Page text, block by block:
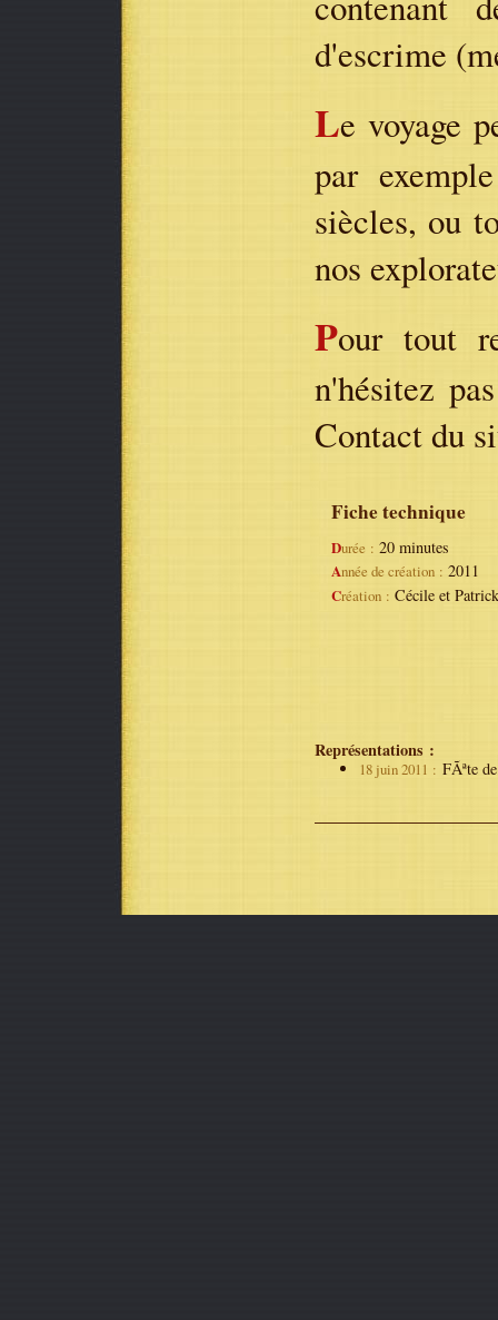
d'escrime
Le voyage
par
siècles, ou
nos
Pour tout
n'hésitez
Contact du
Fiche technique
Durée : 20 minutes
Année de création : 2011
Création : Cécile et Patrick
Représentations :
18 juin 2011 : FÃªte